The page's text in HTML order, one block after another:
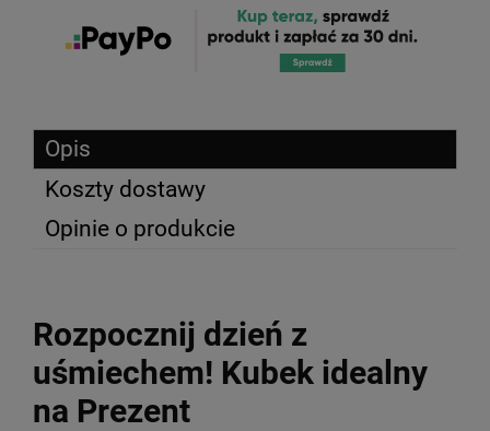
Opis
Koszty dostawy
Opinie o produkcie
Rozpocznij dzień z
uśmiechem! Kubek idealny
na Prezent